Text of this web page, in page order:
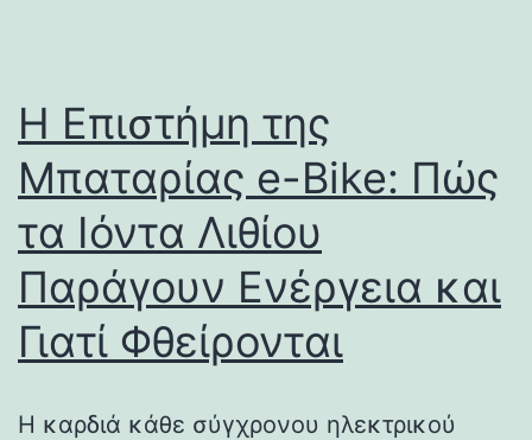
Η Επιστήμη της
Μπαταρίας e-Bike: Πώς
τα Ιόντα Λιθίου
Παράγουν Ενέργεια και
Γιατί Φθείρονται
Η καρδιά κάθε σύγχρονου ηλεκτρικού